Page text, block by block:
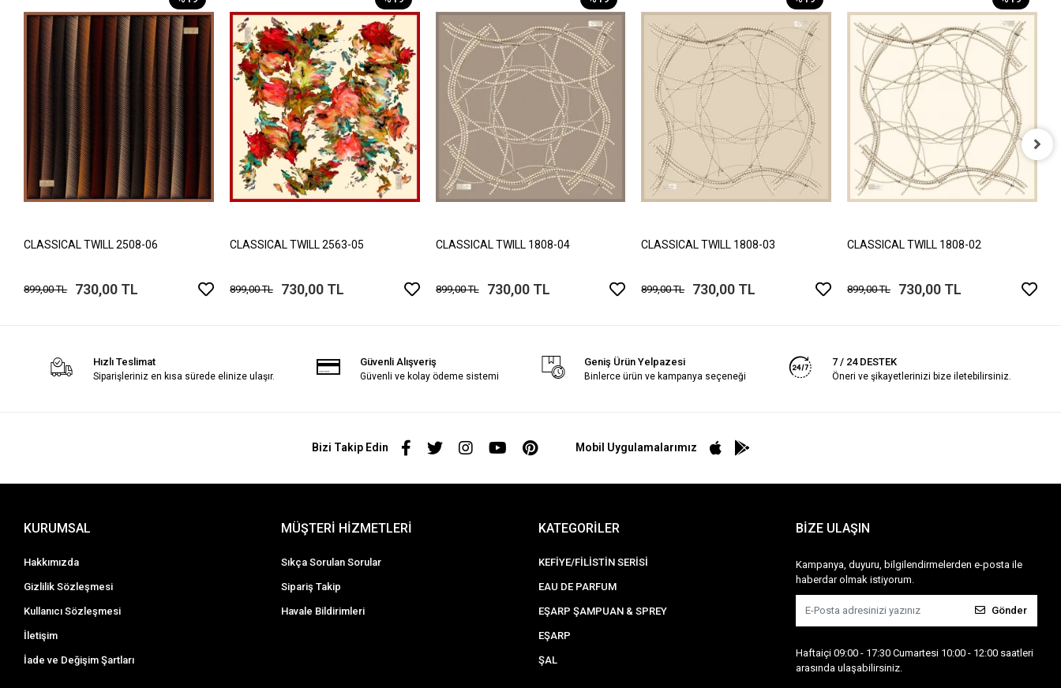
CLASSICAL TWILL 2508-06
899,00 TL 730,00 TL
CLASSICAL TWILL 2563-05
899,00 TL 730,00 TL
CLASSICAL TWILL 1808-04
899,00 TL 730,00 TL
CLASSICAL TWILL 1808-03
899,00 TL 730,00 TL
CLASSICAL TWILL 1808-02
899,00 TL 730,00 TL
Hızlı Teslimat
Siparişleriniz en kısa sürede elinize ulaşır.
Güvenli Alışveriş
Güvenli ve kolay ödeme sistemi
Geniş Ürün Yelpazesi
Binlerce ürün ve kampanya seçeneği
7 / 24 DESTEK
Öneri ve şikayetlerinizi bize iletebilirsiniz.
Bizi Takip Edin Mobil Uygulamalarımız
KURUMSAL
Hakkımızda
Gizlilik Sözleşmesi
Kullanıcı Sözleşmesi
İletişim
İade ve Değişim Şartları
MÜŞTERİ HİZMETLERİ
Sıkça Sorulan Sorular
Sipariş Takip
Havale Bildirimleri
KATEGORİLER
KEFİYE/FİLİSTİN SERİSİ
EAU DE PARFUM
EŞARP ŞAMPUAN & SPREY
EŞARP
ŞAL
BİZE ULAŞIN
Kampanya, duyuru, bilgilendirmelerden e-posta ile
haberdar olmak istiyorum.
Gönder
Haftaiçi 09:00 - 17:30 Cumartesi 10:00 - 12:00 saatleri
arasında ulaşabilirsiniz.